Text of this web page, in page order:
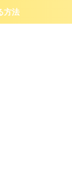
方法